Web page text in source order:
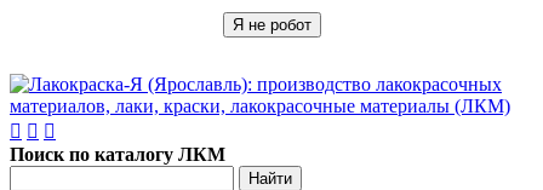
Я не робот
Поиск по каталогу ЛКМ
Найти